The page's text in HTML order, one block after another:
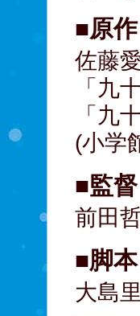
■原作
佐藤
「九
「九
(小学
■監督
前田
■脚本
大島